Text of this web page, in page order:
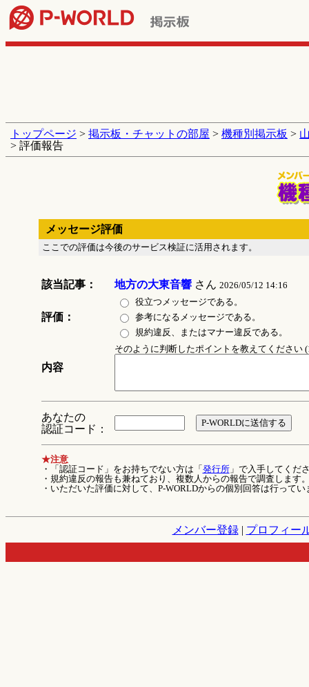
トップページ > 掲示板・チャットの部屋 > 機種別掲示板 >
> 評価報告
メッセージ評価
ここでの評価は今後のサービス検証に活用されます。
該当記事： 地方の大東音響さん 2026/05/12 14:16
評価：
役立つメッセージである。
参考になるメッセージである。
規約違反、またはマナー違反である。
内容
そのように判断したポイントを教えてください
あなたの
認証コード：
★注意
・「認証コード」をお持ちでない方は「 発行所」で入手してくだ
・規約違反の報告も兼ねており、複数人からの報告で調査します
・いただいた評価に対して、P-WORLDからの個別回答は行ってい
メンバー登録| プロフィー